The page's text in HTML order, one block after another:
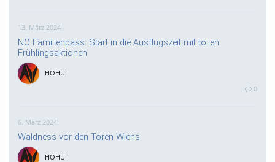
13. März 2024
NÖ Familienpass: Start in die Ausflugszeit mit tollen
Frühlingsaktionen
HOHU
0
6. März 2024
Waldness vor den Toren Wiens
HOHU